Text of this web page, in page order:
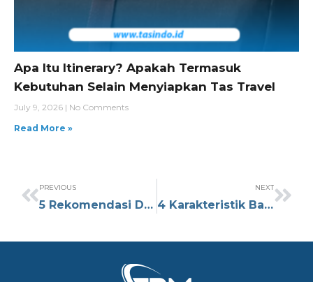
Apa Itu Itinerary? Apakah Termasuk
Kebutuhan Selain Menyiapkan Tas Travel
July 9, 2026
No Comments
Read More »
PREVIOUS
5 Rekomendasi Desain Tas Totebag Batik untuk Souvenir Berkesan
NEXT
4 Karakteristik Bahan Bimo yang Membuatnya Cocok untuk Tas